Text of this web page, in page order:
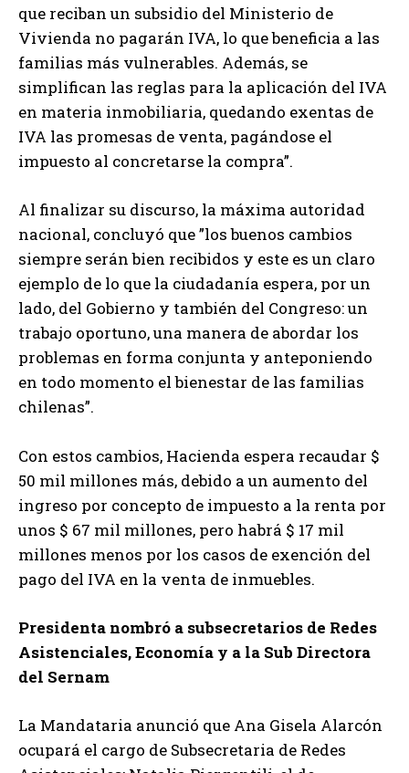
que reciban un subsidio del Ministerio de
Vivienda no pagarán IVA, lo que beneficia a las
familias más vulnerables. Además, se
simplifican las reglas para la aplicación del IVA
en materia inmobiliaria, quedando exentas de
IVA las promesas de venta, pagándose el
impuesto al concretarse la compra”.
Al finalizar su discurso, la máxima autoridad
nacional, concluyó que ”los buenos cambios
siempre serán bien recibidos y este es un claro
ejemplo de lo que la ciudadanía espera, por un
lado, del Gobierno y también del Congreso: un
trabajo oportuno, una manera de abordar los
problemas en forma conjunta y anteponiendo
en todo momento el bienestar de las familias
chilenas”.
Con estos cambios, Hacienda espera recaudar $
50 mil millones más, debido a un aumento del
ingreso por concepto de impuesto a la renta por
unos $ 67 mil millones, pero habrá $ 17 mil
millones menos por los casos de exención del
pago del IVA en la venta de inmuebles.
Presidenta nombró a subsecretarios de Redes
Asistenciales, Economía y a la Sub Directora
del Sernam
La Mandataria anunció que Ana Gisela Alarcón
ocupará el cargo de Subsecretaria de Redes